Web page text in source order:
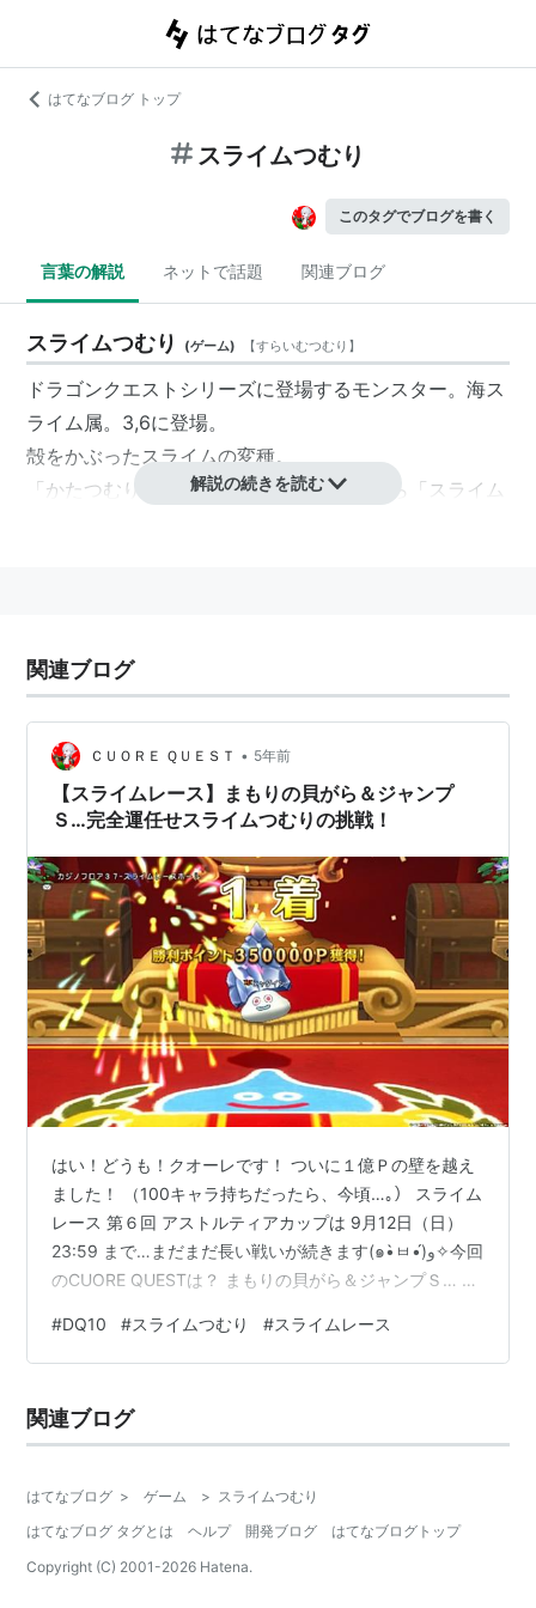
はてなブログ トップ
スライムつむり
このタグでブログを書く
言葉の解説 ネットで話題 関連ブログ
スライムつむり (ゲーム) 【すらいむつむり 】
ドラゴンクエストシリーズに登場するモンスター。海ス
ライム属。3,6に登場。
殻をかぶったスライムの変種。
「かたつむり」のスライムバージョンだから「スライム
ズ）
マリンスライム(3,6)
*リスト：リスト::ドラクエのスライム属
解説の続きを読む
関連ブログ
ＣＵＯＲＥ ＱＵＥＳＴ • 5年前
【スライムレース】まもりの貝がら＆ジャンプ
Ｓ…完全運任せスライムつむりの挑戦！
はい！どうも！クオーレです！ ついに１億Ｐの壁を越え
ました！ （100キャラ持ちだったら、今頃…｡） スライム
レース 第６回 アストルティアカップは 9月12日（日）
23:59 まで…まだまだ長い戦いが続きます(๑•̀ㅂ•́)و✧今回
のCUORE QUESTは？ まもりの貝がら＆ジャンプＳ… 完
りを育てました！スピード：Ａ ジャンプ率：Ｓ スタミ
ナ：Ｂ 最大ＭＰ：Ｂ（13）とくぎ ピオラ：ＭＰ４ ラリ
りの貝がらとは？ 受ける妨害をまれに無効化する 常に効
果のあるスキルです。・・・それに加え…
#DQ10 #スライムつむり #スライムレース
関連ブログ
はてなブログ > ゲーム > スライムつむり
はてなブログ タグとは
ヘルプ 開発ブログ
はてなブログトップ
Copyright (C) 2001-2026 Hatena.